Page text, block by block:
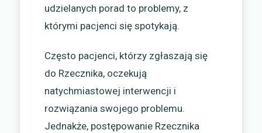
udzielanych porad to problemy, z
którymi pacjenci się spotykają.
Często pacjenci, którzy zgłaszają się
do Rzecznika, oczekują
natychmiastowej interwencji i
rozwiązania swojego problemu.
Jednakże, postępowanie Rzecznika